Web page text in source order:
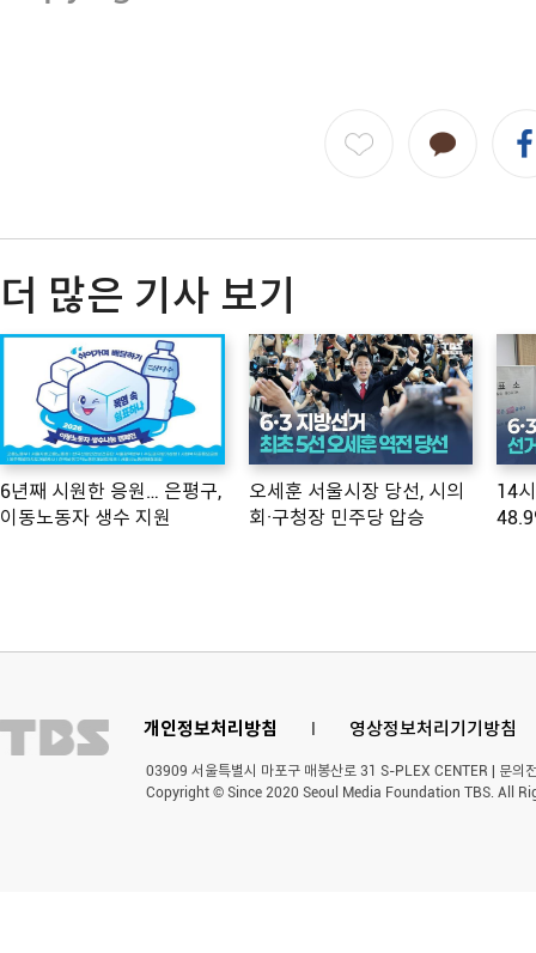
더 많은 기사 보기
6년째 시원한 응원… 은평구,
이동노동자 생수 지원
오세훈 서울시장 당선, 시의
회·구청장 민주당 압승
14
개인정보처리방침 l 영상정보처리기기방침
03909 서울특별시 마포구 매봉산로 31 S-PLEX CENTER | 문
Copyright © Since 2020 Seoul Media Foundation TBS. All